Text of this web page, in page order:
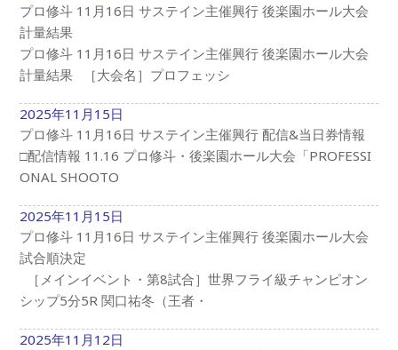
プロ修斗 11月16日 サステイン主催興行 後楽園ホール大会
計量結果
プロ修斗 11月16日 サステイン主催興行 後楽園ホール大会
計量結果 ［大会名］プロフェッシ
2025年11月15日
プロ修斗 11月16日 サステイン主催興行 配信&当日券情報
□配信情報 11.16 プロ修斗・後楽園ホール大会「PROFESSI
ONAL SHOOTO
2025年11月15日
プロ修斗 11月16日 サステイン主催興行 後楽園ホール大会
試合順決定
［メインイベント・第8試合］世界フライ級チャンピオン
シップ5分5R 関口祐冬（王者・
2025年11月12日